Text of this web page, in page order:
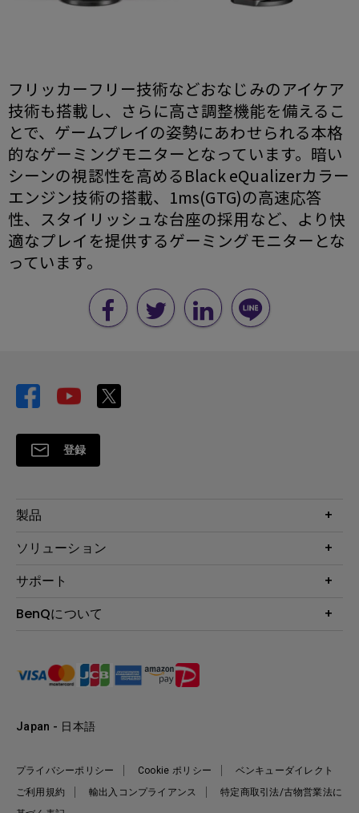
フリッカーフリー技術などおなじみのアイケア
技術も搭載し、さらに高さ調整機能を備えるこ
とで、ゲームプレイの姿勢にあわせられる本格
的なゲーミングモニターとなっています。暗い
シーンの視認性を高めるBlack eQualizerカラー
エンジン技術の搭載、1ms(GTG)の高速応答
性、スタイリッシュな台座の採用など、より快
適なプレイを提供するゲーミングモニターとな
っています。
登録
製品
プロジェクター
照明
Webカメラ
ソリューション
ビジネス向け
知識ページ
AQCOLOR
e-Sports
サポート
サポート
製品保守サービス終了のご案内
BenQについて
リーダーシップ
ニュース
プライバシーポリシー Cookie ポリシー
ベンキューダイレクト
ご利用規約
輸出入コンプライアンス
特定商取引法/古物営業法に
Japan - 日本語